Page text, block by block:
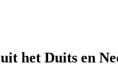
het Duits en